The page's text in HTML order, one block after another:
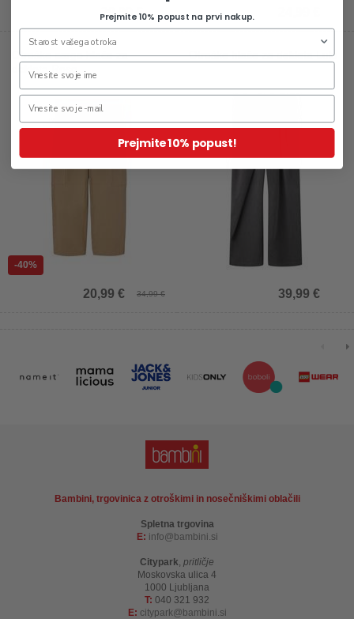
29,99 €
-40%
Otroške cargo hlače za
dekleta Rose
34,99 €
20,99 €
Otroške hlače za dekleta Lulu
39,99 €
Bambini, trgovinica z otroškimi in nosečniškimi oblačili
Spletna trgovina
E: info bambini.si
Citypark, pritličje
Moskovska ulica 4
1000 Ljubljana
T: 040 321 932
E: citypark bambini.si
Prejmite 10% popust na prvi nakup.
Prejmite 10% popust!